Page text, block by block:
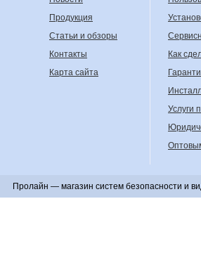
Продукция
Статьи и обзоры
Контакты
Карта сайта
Как
Услуги
Пролайн — магазин систем безопасности и